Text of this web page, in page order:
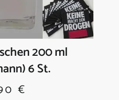
200 ml
6 St.
€